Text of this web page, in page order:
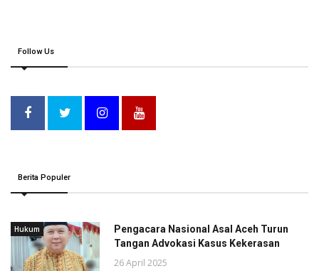
Follow Us
Berita Populer
Hukum
Pengacara Nasional Asal Aceh Turun
Tangan Advokasi Kasus Kekerasan
26 April 2025